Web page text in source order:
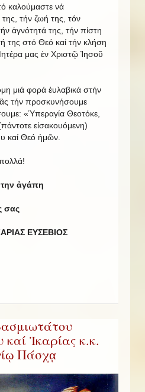
καλούμαστε νά
τήν ζωή της, τόν
ἁγνότητά της, τήν πίστη
της στό Θεό καί τήν κλήση
μας ἐν Χριστῷ Ἰησοῦ
μιά φορά ἐυλαβικά στήν
τήν προσκυνήσουμε
«Ὑπεραγία Θεοτόκε,
εἰσακουόμενη)
καί Θεό ἡμῶν.
ἀγάπη
σας
ΕΥΣΕΒΙΟΣ
Ἰκαρίας κ.κ.
Πάσχᾳ